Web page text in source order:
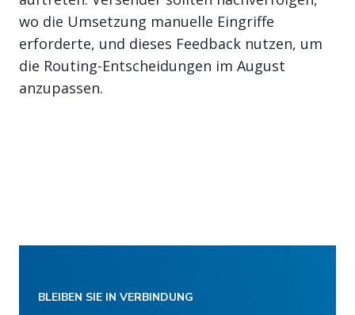
wo die Umsetzung manuelle Eingriffe
erforderte, und dieses Feedback nutzen, um
die Routing-Entscheidungen im August
anzupassen.
BLEIBEN SIE IN VERBINDUNG